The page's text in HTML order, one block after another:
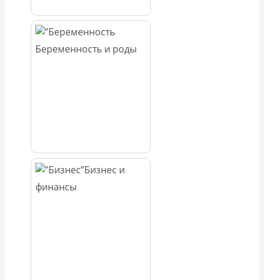
Беременность и роды
Бизнес и
финансы